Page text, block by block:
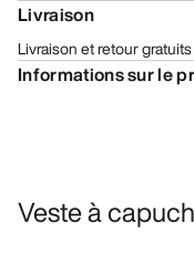
Livraison
Livraison et retour gratuits
Informations sur le
Veste à